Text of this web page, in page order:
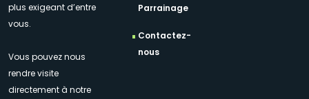
plus exigeant d’entre
vous.
Vous pouvez nous
rendre visite
directement à notre
Parrainage
Contactez-
nous